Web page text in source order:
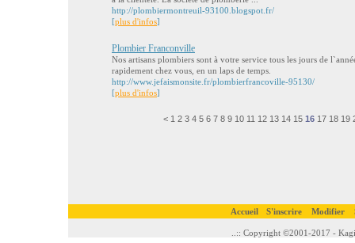
http://plombiermontreuil-93100.blogspot.fr/
[plus d'infos]
Plombier Franconville
Nos artisans plombiers sont à votre service tous les jours de
rapidement chez vous, en un laps de temps.
http://www.jefaismonsite.fr/plombierfrancoville-95130/
[plus d'infos]
< 1 2 3 4 5 6 7 8 9 10 11 12 13 14 15 16 17 18 19
Accueil S'inscrire Modifier
..:: Copyright ©2001-2017 -